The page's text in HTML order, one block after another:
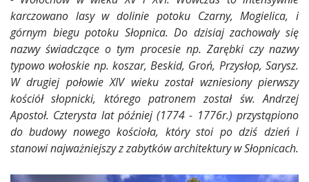
karczowano lasy w dolinie potoku Czarny, Mogielica, i
górnym biegu potoku Słopnica. Do dzisiaj zachowały się
nazwy świadczące o tym procesie np. Zarębki czy nazwy
typowo wołoskie np. koszar, Beskid, Groń, Przysłop, Sarysz.
W drugiej połowie XIV wieku został wzniesiony pierwszy
kościół słopnicki, którego patronem został św. Andrzej
Apostoł. Czterysta lat później (1774 - 1776r.) przystąpiono
do budowy nowego kościoła, który stoi po dziś dzień i
stanowi najważniejszy z zabytków architektury w Słopnicach.